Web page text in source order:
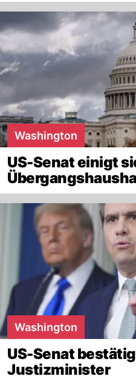
Washington
US-Senat einigt
Washington
US-Senat
Justizminister